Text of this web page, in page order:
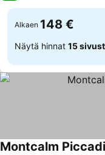
Alkaen 148 €
Näytä hinnat 15
Montcalm